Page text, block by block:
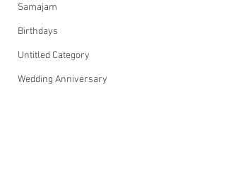
Samajam
Birthdays
Untitled Category
Wedding Anniversary